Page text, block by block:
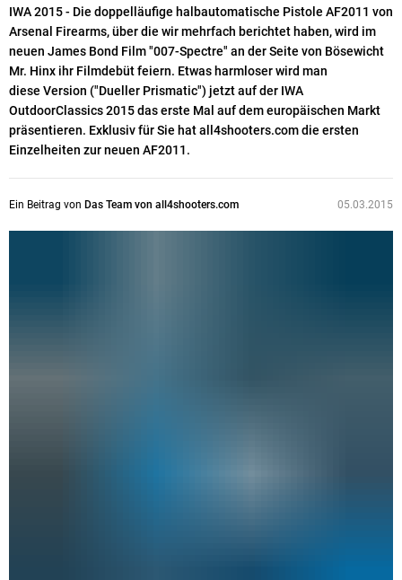
IWA 2015 - Die doppelläufige halbautomatische Pistole AF2011 von
Arsenal Firearms, über die wir mehrfach berichtet haben, wird im
neuen James Bond Film "007-Spectre" an der Seite von Bösewicht
Mr. Hinx ihr Filmdebüt feiern. Etwas harmloser wird man
diese Version ("Dueller Prismatic") jetzt auf der IWA
OutdoorClassics 2015 das erste Mal auf dem europäischen Markt
präsentieren. Exklusiv für Sie hat all4shooters.com die ersten
Einzelheiten zur neuen AF2011.
Ein Beitrag von Das Team von all4shooters.com 05.03.2015